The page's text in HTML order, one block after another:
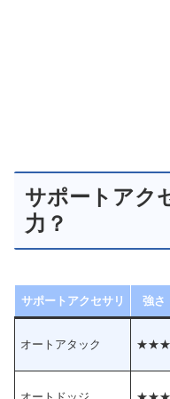
サポートアク
力？
サポートアクセサリ 強さ
オートアタック ★★★